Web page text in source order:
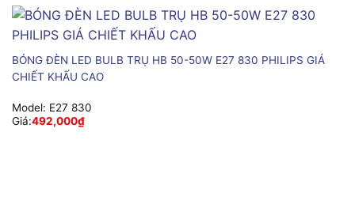
BÓNG ĐÈN LED BULB TRỤ HB 50-50W E27 830 PHILIPS GIÁ
CHIẾT KHẤU CAO
Model: E27 830
Giá:492,000₫